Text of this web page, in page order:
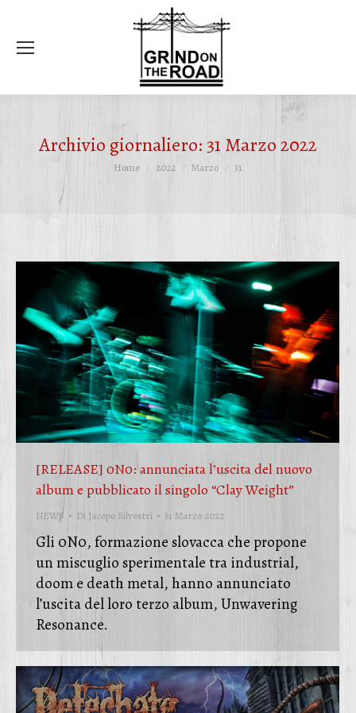
Archivio giornaliero:31 Marzo 2022
Tu sei qui:
Home 2022 Marzo 31
[RELEASE] 0N0: annunciata l’uscita del nuovo
album e pubblicato il singolo “Clay Weight”
NEWS Di Jacopo Silvestri 31 Marzo 2022
Gli 0N0, formazione slovacca che propone
un miscuglio sperimentale tra industrial,
doom e death metal, hanno annunciato
l’uscita del loro terzo album, Unwavering
Resonance.